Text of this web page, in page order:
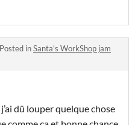
Posted inSanta's WorkShop jam
dû louper quelque chose